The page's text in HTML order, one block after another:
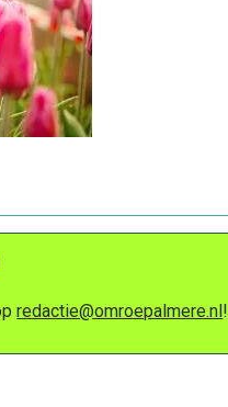
redactie@omroepalmere.nl!